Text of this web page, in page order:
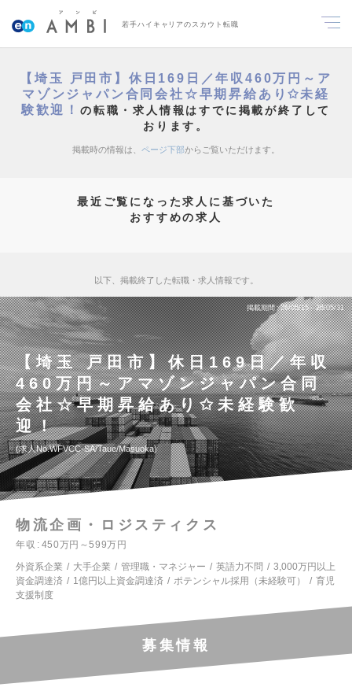
若手ハイキャリアのスカウト転職
【埼玉 戸田市】休日169日／年収460万円～ア
マゾンジャパン合同会社☆早期昇給あり✩未経
験歓迎！ の転職・求人情報はすでに掲載が終了して
おります。
掲載時の情報は、 ページ下部からご覧いただけます。
最近ご覧になった求人に基づいた
おすすめの求人
以下、掲載終了した転職・求人情報です。
掲載期間 26/05/15～26/05/31
【埼玉 戸田市】休日169日／年収
460万円～アマゾンジャパン合同
会社☆早期昇給あり✩未経験歓
迎！
求人No.WFVCC-SA/Taue/Masuoka
物流企画・ロジスティクス
年収
450万円～599万円
外資系企業
大手企業 管理職・マネジャー 英語力不問
3,000万円以上
資金調達済
1億円以上資金調達済 ポテンシャル採用（未経験可）
育児
支援制度
募集情報